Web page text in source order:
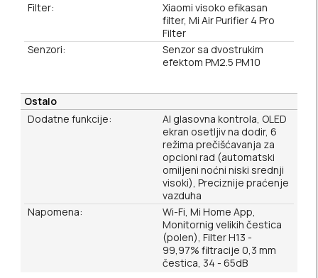
Filter:
Xiaomi visoko efikasan
filter, Mi Air Purifier 4 Pro
Filter
Senzori:
Senzor sa dvostrukim
efektom PM2.5 PM10
Ostalo
Dodatne funkcije:
Al glasovna kontrola, OLED
ekran osetljiv na dodir, 6
režima prečišćavanja za
opcioni rad (automatski
omiljeni noćni niski srednji
visoki), Preciznije praćenje
vazduha
Napomena:
Wi-Fi, Mi Home App,
Monitornig velikih čestica
(polen), Filter H13 -
99,97% filtracije 0,3 mm
čestica, 34 - 65dB